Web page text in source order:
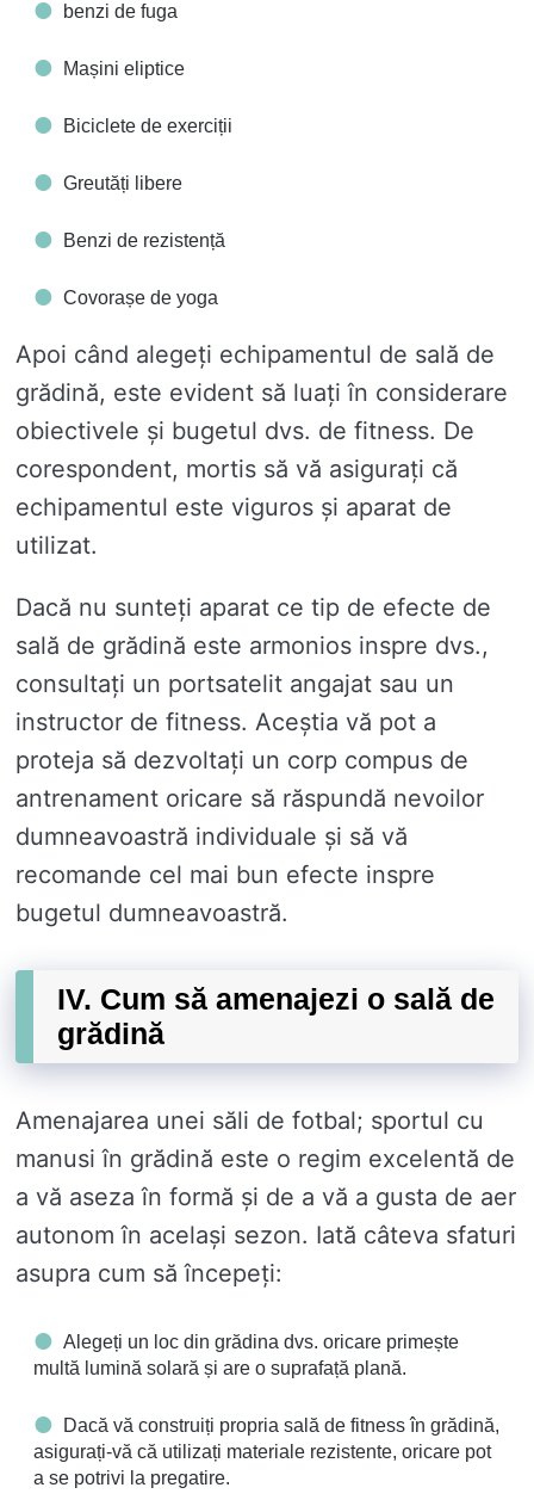
benzi de fuga
Mașini eliptice
Biciclete de exerciții
Greutăți libere
Benzi de rezistență
Covorașe de yoga
Apoi când alegeți echipamentul de sală de
grădină, este evident să luați în considerare
obiectivele și bugetul dvs. de fitness. De
corespondent, mortis să vă asigurați că
echipamentul este viguros și aparat de
utilizat.
Dacă nu sunteți aparat ce tip de efecte de
sală de grădină este armonios inspre dvs.,
consultați un portsatelit angajat sau un
instructor de fitness. Aceștia vă pot a
proteja să dezvoltați un corp compus de
antrenament oricare să răspundă nevoilor
dumneavoastră individuale și să vă
recomande cel mai bun efecte inspre
bugetul dumneavoastră.
IV. Cum să amenajezi o sală de
grădină
Amenajarea unei săli de fotbal; sportul cu
manusi în grădină este o regim excelentă de
a vă aseza în formă și de a vă a gusta de aer
autonom în același sezon. Iată câteva sfaturi
asupra cum să începeți:
Alegeți un loc din grădina dvs. oricare primește
multă lumină solară și are o suprafață plană.
Dacă vă construiți propria sală de fitness în grădină,
asigurați-vă că utilizați materiale rezistente, oricare pot
a se potrivi la pregatire.